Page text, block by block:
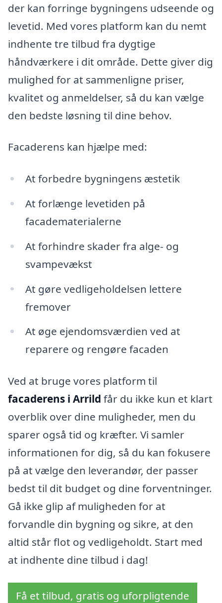
der kan forringe bygningens udseende og
levetid. Med vores platform kan du nemt
indhente tre tilbud fra dygtige
håndværkere i dit område. Dette giver dig
mulighed for at sammenligne priser,
kvalitet og anmeldelser, så du kan vælge
den bedste løsning til dine behov.
Facaderens kan hjælpe med:
At forbedre bygningens æstetik
At forlænge levetiden på
facadematerialerne
At forhindre skader fra alge- og
svampevækst
At gøre vedligeholdelsen lettere
fremover
At øge ejendomsværdien ved at
reparere og rengøre facaden
Ved at bruge vores platform til
facaderens i Arrild får du ikke kun et klart
overblik over dine muligheder, men du
sparer også tid og kræfter. Vi samler
informationen for dig, så du kan fokusere
på at vælge den leverandør, der passer
bedst til dit budget og dine forventninger.
Gå ikke glip af muligheden for at
forvandle din bygning og sikre, at den
altid står flot og vedligeholdt. Start med
at indhente dine tilbud i dag!
Få et tilbud, gratis og uforpligtende